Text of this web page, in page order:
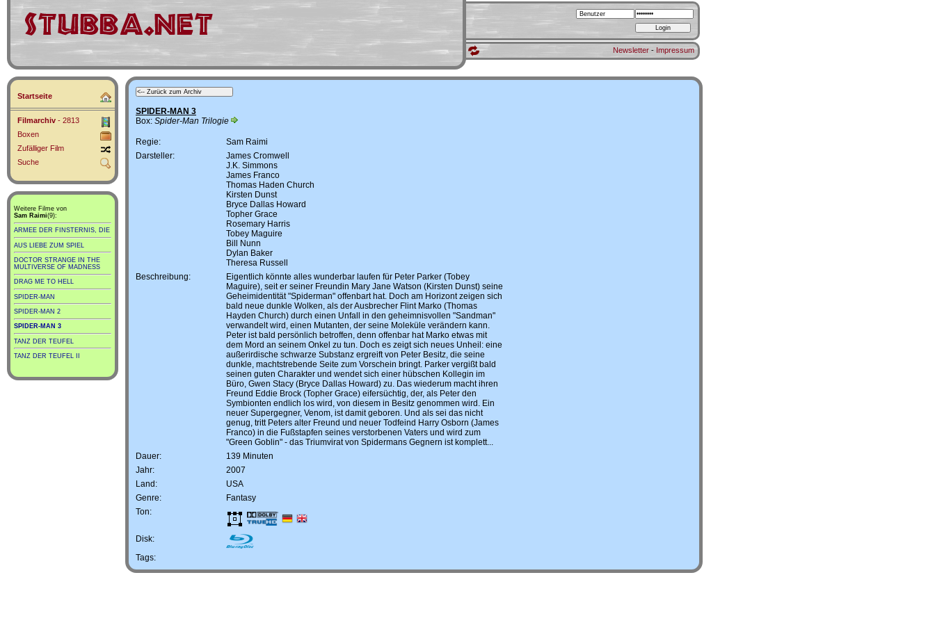
Newsletter - Impressum
Startseite
Filmarchiv - 2813
Boxen
Zufälliger Film
Suche
Weitere Filme von
Sam Raimi(9):
ARMEE DER FINSTERNIS, DIE
AUS LIEBE ZUM SPIEL
DOCTOR STRANGE IN THE
MULTIVERSE OF MADNESS
DRAG ME TO HELL
SPIDER-MAN
SPIDER-MAN 2
SPIDER-MAN 3
TANZ DER TEUFEL
TANZ DER TEUFEL II
SPIDER-MAN 3
Box: Spider-Man Trilogie
Regie:
Sam Raimi
Darsteller:
James Cromwell
J.K. Simmons
James Franco
Thomas Haden Church
Kirsten Dunst
Bryce Dallas Howard
Topher Grace
Rosemary Harris
Tobey Maguire
Bill Nunn
Dylan Baker
Theresa Russell
Beschreibung:
Eigentlich könnte alles wunderbar laufen für Peter Parker (Tobey
Maguire), seit er seiner Freundin Mary Jane Watson (Kirsten Dunst) seine
Geheimidentität "Spiderman" offenbart hat. Doch am Horizont zeigen sich
bald neue dunkle Wolken, als der Ausbrecher Flint Marko (Thomas
Hayden Church) durch einen Unfall in den geheimnisvollen "Sandman"
verwandelt wird, einen Mutanten, der seine Moleküle verändern kann.
Peter ist bald persönlich betroffen, denn offenbar hat Marko etwas mit
dem Mord an seinem Onkel zu tun. Doch es zeigt sich neues Unheil: eine
außerirdische schwarze Substanz ergreift von Peter Besitz, die seine
dunkle, machtstrebende Seite zum Vorschein bringt. Parker vergißt bald
seinen guten Charakter und wendet sich einer hübschen Kollegin im
Büro, Gwen Stacy (Bryce Dallas Howard) zu. Das wiederum macht ihren
Freund Eddie Brock (Topher Grace) eifersüchtig, der, als Peter den
Symbionten endlich los wird, von diesem in Besitz genommen wird. Ein
neuer Supergegner, Venom, ist damit geboren. Und als sei das nicht
genug, tritt Peters alter Freund und neuer Todfeind Harry Osborn (James
Franco) in die Fußstapfen seines verstorbenen Vaters und wird zum
"Green Goblin" - das Triumvirat von Spidermans Gegnern ist komplett...
Dauer:
139 Minuten
Jahr:
2007
Land:
USA
Genre:
Fantasy
Ton:
Disk:
Tags: